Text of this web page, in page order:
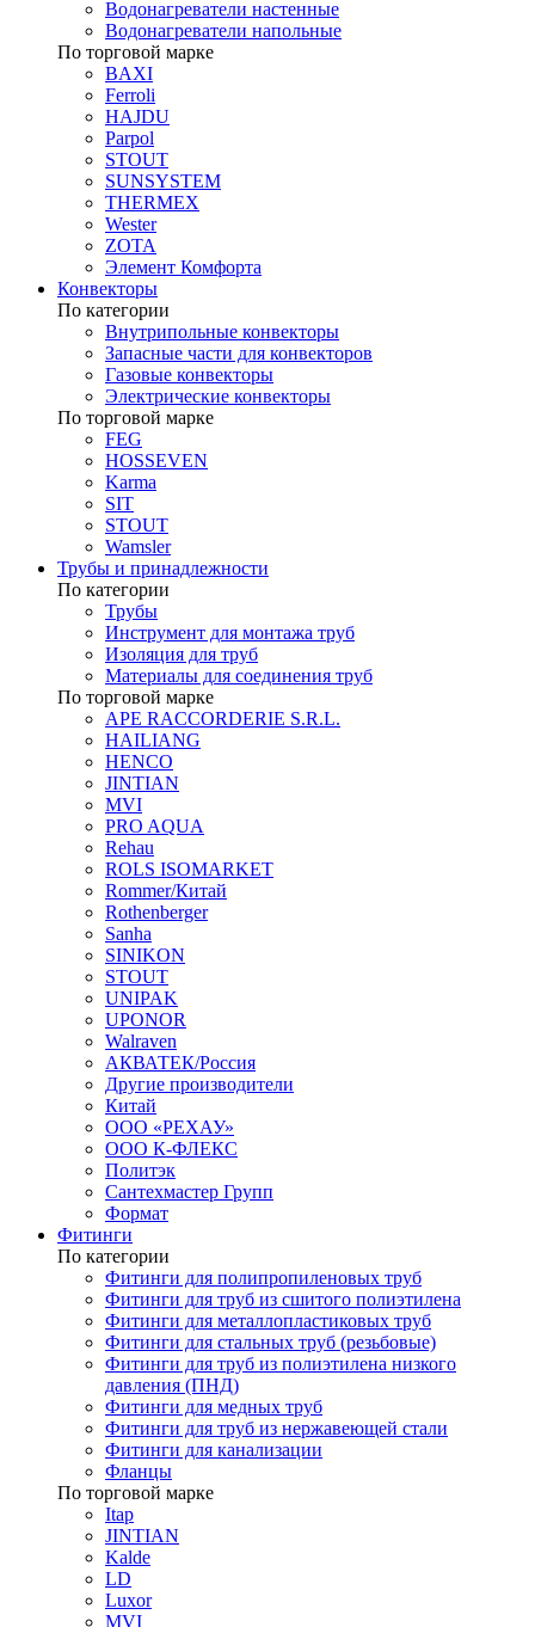
Водонагреватели настенные
Водонагреватели напольные
По торговой марке
BAXI
Ferroli
HAJDU
Parpol
STOUT
SUNSYSTEM
THERMEX
Wester
ZOTA
Элемент Комфорта
Конвекторы
По категории
Внутрипольные конвекторы
Запасные части для конвекторов
Газовые конвекторы
Электрические конвекторы
По торговой марке
FEG
HOSSEVEN
Karma
SIT
STOUT
Wamsler
Трубы и принадлежности
По категории
Трубы
Инструмент для монтажа труб
Изоляция для труб
Материалы для соединения труб
По торговой марке
APE RACCORDERIE S.R.L.
HAILIANG
HENCO
JINTIAN
MVI
PRO AQUA
Rehau
ROLS ISOMARKET
Rommer/Китай
Rothenberger
Sanha
SINIKON
STOUT
UNIPAK
UPONOR
Walraven
АКВАТЕК/Россия
Другие производители
Китай
ООО «РЕХАУ»
ООО К-ФЛЕКС
Политэк
Сантехмастер Групп
Формат
Фитинги
По категории
Фитинги для полипропиленовых труб
Фитинги для труб из сшитого полиэтилена
Фитинги для металлопластиковых труб
Фитинги для стальных труб (резьбовые)
Фитинги для труб из полиэтилена низкого
давления (ПНД)
Фитинги для медных труб
Фитинги для труб из нержавеющей стали
Фитинги для канализации
Фланцы
По торговой марке
Itap
JINTIAN
Kalde
LD
Luxor
MVI